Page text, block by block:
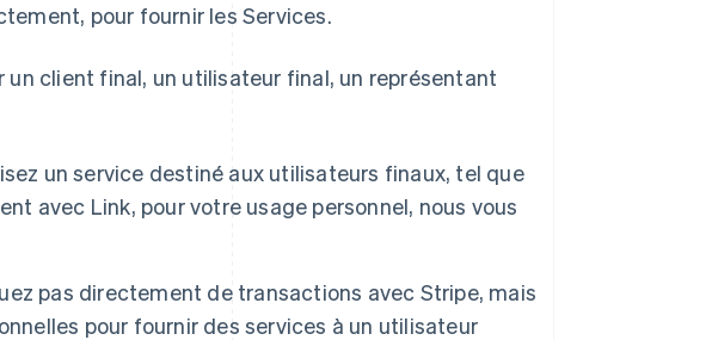
pour fournir les Services.
un client final, un utilisateur final, un représentant
un service destiné aux utilisateurs finaux, tel que
avec Link, pour votre usage personnel, nous vous
pas directement de transactions avec Stripe, mais
pour fournir des services à un utilisateur